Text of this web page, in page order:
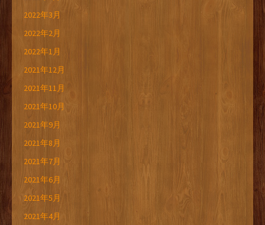
2022年3月
2022年2月
2022年1月
2021年12月
2021年11月
2021年10月
2021年9月
2021年8月
2021年7月
2021年6月
2021年5月
2021年4月